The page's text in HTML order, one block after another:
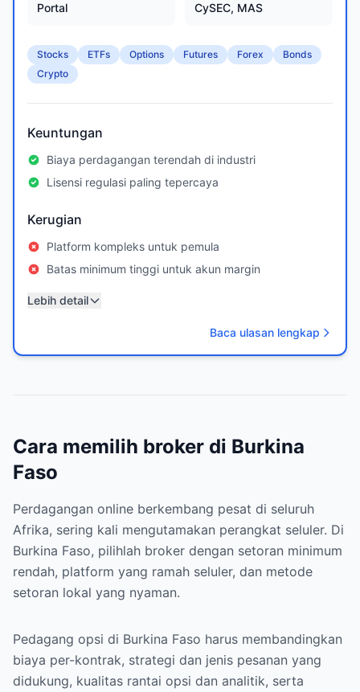
Portal
CySEC, MAS
Stocks ETFs Options Futures Forex
Bonds
Crypto
Keuntungan
Biaya perdagangan terendah di industri
Lisensi regulasi paling tepercaya
Kerugian
Platform kompleks untuk pemula
Batas minimum tinggi untuk akun margin
Lebih detail
Baca ulasan lengkap
Cara memilih broker di Burkina
Faso
Perdagangan online berkembang pesat di seluruh
Afrika, sering kali mengutamakan perangkat seluler. Di
Burkina Faso, pilihlah broker dengan setoran minimum
rendah, platform yang ramah seluler, dan metode
setoran lokal yang nyaman.
Pedagang opsi di Burkina Faso harus membandingkan
biaya per-kontrak, strategi dan jenis pesanan yang
didukung, kualitas rantai opsi dan analitik, serta